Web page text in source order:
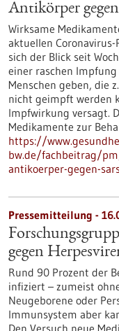
Antikörper
Wirksame
aktuellen
sich der Blick seit
einer raschen
Menschen geben, die
nicht geimpft werden
Impfwirkung versagt.
Medikamente zur
https://
bw.de/fachbeitrag/
antikoerper-gegen-
Pressemitteilung -
gegen
Rund 90 Prozent der
infiziert – zumeist
Neugeborene oder
Immunsystem aber
Den Versuch neue